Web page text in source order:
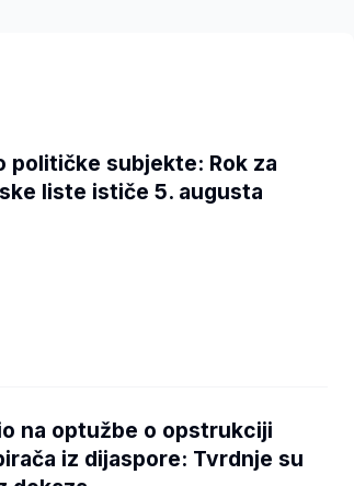
političke subjekte: Rok za
liste ističe 5. augusta
na optužbe o opstrukciji
iz dijaspore: Tvrdnje su